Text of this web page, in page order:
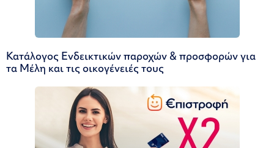
Κατάλογος Ενδεικτικών παροχών & προσφορών για
τα Μέλη και τις οικογένειές τους